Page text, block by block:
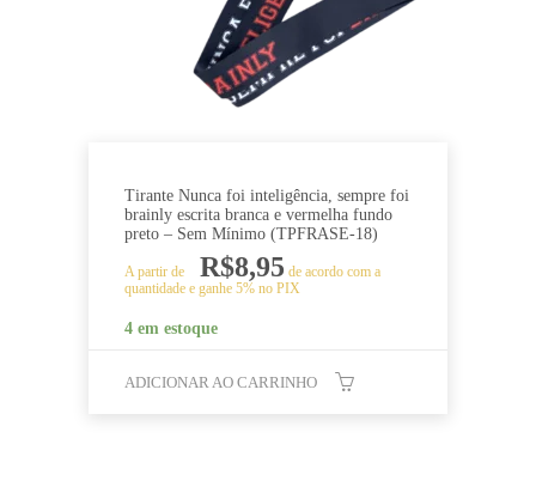
Tirante Nunca foi inteligência, sempre foi
brainly escrita branca e vermelha fundo
preto – Sem Mínimo (TPFRASE-18)
A partir de R$8,95 de acordo com a
quantidade e ganhe 5% no PIX
4 em estoque
ADICIONAR AO CARRINHO